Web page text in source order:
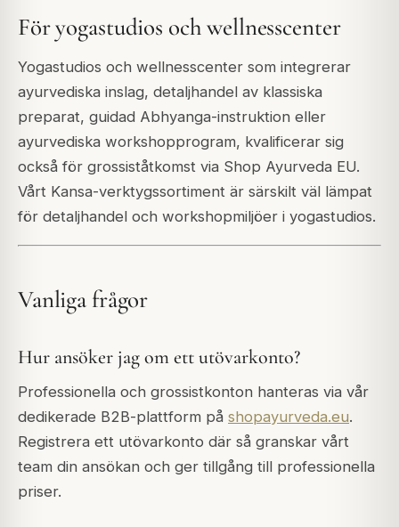
För yogastudios och wellnesscenter
Yogastudios och wellnesscenter som integrerar
ayurvediska inslag, detaljhandel av klassiska
preparat, guidad Abhyanga-instruktion eller
ayurvediska workshopprogram, kvalificerar sig
också för grossiståtkomst via Shop Ayurveda EU.
Vårt Kansa-verktygssortiment är särskilt väl lämpat
för detaljhandel och workshopmiljöer i yogastudios.
Vanliga frågor
Hur ansöker jag om ett utövarkonto?
Professionella och grossistkonton hanteras via vår
dedikerade B2B-plattform på shopayurveda.eu.
Registrera ett utövarkonto där så granskar vårt
team din ansökan och ger tillgång till professionella
priser.